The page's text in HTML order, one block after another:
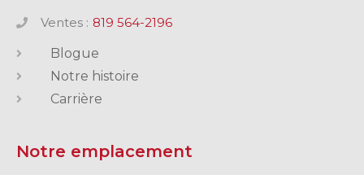
Ventes : 819 564-2196
Blogue
Notre histoire
Carrière
Notre emplacement